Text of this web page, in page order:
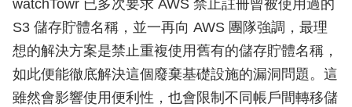
watchTowr 已多次要求 AWS 禁止註冊曾被使用過的
S3 儲存貯體名稱，並一再向 AWS 團隊強調，最理
想的解決方案是禁止重複使用舊有的儲存貯體名稱，
如此便能徹底解決這個廢棄基礎設施的漏洞問題。這
雖然會影響使用便利性，也會限制不同帳戶間轉移儲